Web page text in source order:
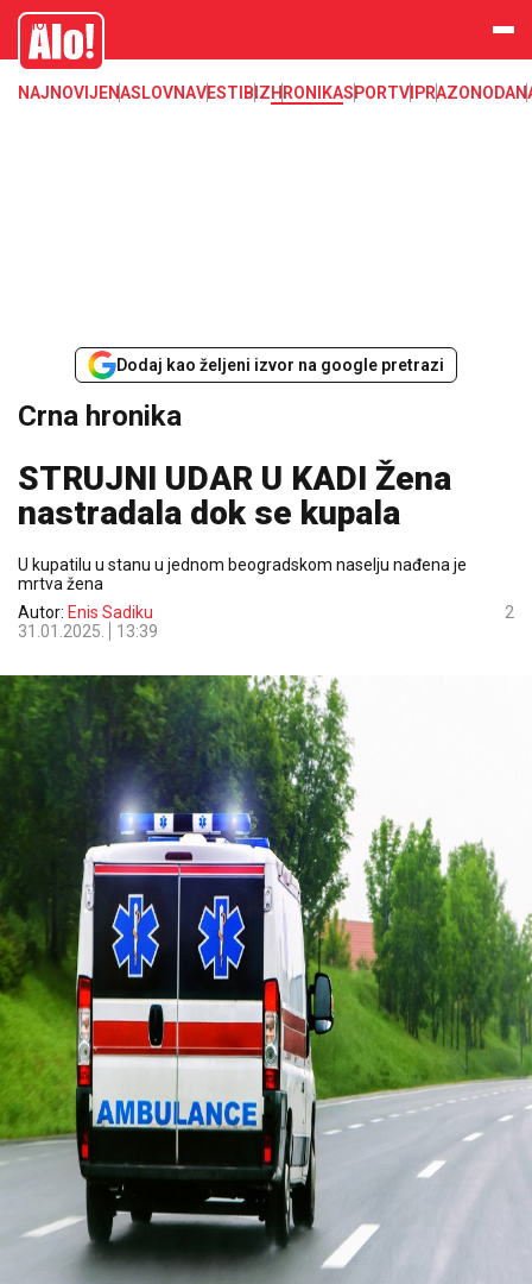
Crna hronika, smrt, ubistvo, likvidacija, krađa, pljačka, hapšenje, policija,
poginuli, zaplena, carina
Alo
NAJNOVIJENASLOVNAVESTI BIZHRONIKASPORTVIPRAZONODA
Dodaj kao željeni izvor na google pretrazi
Crna hronika
STRUJNI UDAR U KADI Žena
nastradala dok se kupala
U kupatilu u stanu u jednom beogradskom naselju nađena je
mrtva žena
Autor: Enis Sadiku
31.01.2025.
13:39
2